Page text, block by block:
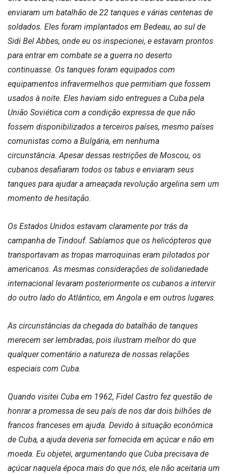
enviaram um batalhão de 22 tanques e várias centenas de
soldados. Eles foram implantados em Bedeau, ao sul de
Sidi Bel Abbes, onde eu os inspecionei, e estavam prontos
para entrar em combate se a guerra no deserto
continuasse. Os tanques foram equipados com
equipamentos infravermelhos que permitiam que fossem
usados ​​à noite. Eles haviam sido entregues a Cuba pela
União Soviética com a condição expressa de que não
fossem disponibilizados a terceiros países, mesmo países
comunistas como a Bulgária, em nenhuma
circunstância. Apesar dessas restrições de Moscou, os
cubanos desafiaram todos os tabus e enviaram seus
tanques para ajudar a ameaçada revolução argelina sem um
momento de hesitação.
Os Estados Unidos estavam claramente por trás da
campanha de Tindouf. Sabíamos que os helicópteros que
transportavam as tropas marroquinas eram pilotados por
americanos. As mesmas considerações de solidariedade
internacional levaram posteriormente os cubanos a intervir
do outro lado do Atlântico, em Angola e em outros lugares.
As circunstâncias da chegada do batalhão de tanques
merecem ser lembradas, pois ilustram melhor do que
qualquer comentário a natureza de nossas relações
especiais com Cuba.
Quando visitei Cuba em 1962, Fidel Castro fez questão de
honrar a promessa de seu país de nos dar dois bilhões de
francos franceses em ajuda. Devido à situação econômica
de Cuba, a ajuda deveria ser fornecida em açúcar e não em
moeda. Eu objetei, argumentando que Cuba precisava de
açúcar naquela época mais do que nós, ele não aceitaria um